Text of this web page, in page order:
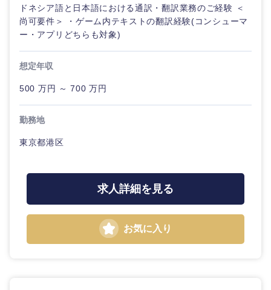
ドネシア語と日本語における通訳・翻訳業務のご経験 ＜
尚可要件＞ ・ゲーム内テキストの翻訳経験(コンシューマ
ー・アプリどちらも対象)
想定年収
500 万円 ～ 700 万円
勤務地
東京都港区
求人詳細を見る
お気に入り